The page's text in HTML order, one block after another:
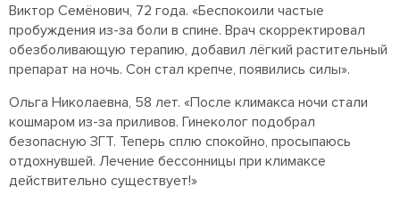
Виктор Семёнович, 72 года. «Беспокоили частые
пробуждения из-за боли в спине. Врач скорректировал
обезболивающую терапию, добавил лёгкий растительный
препарат на ночь. Сон стал крепче, появились силы».
Ольга Николаевна, 58 лет. «После климакса ночи стали
кошмаром из-за приливов. Гинеколог подобрал
безопасную ЗГТ. Теперь сплю спокойно, просыпаюсь
отдохнувшей. Лечение бессонницы при климаксе
действительно существует!»